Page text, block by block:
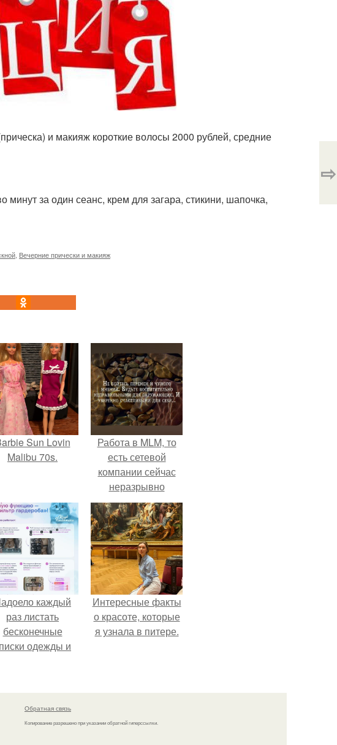
и макияж короткие волосы 2000 рублей, средние
за один сеанс, крем для загара, стикини, шапочка,
Вечерние прически и макияж
⇨
Sun Lovin
Malibu 70s.
Работа в MLM, то
есть сетевой
компании сейчас
неразрывно
связана с создание
своего контента,
своей страницы в
соц сетях.
каждый
раз листать
бесконечные
одежды и
кусочкам?
Интересные факты
о красоте, которые
я узнала в питере.
Обратная связь
Копирование разрешено при указании обратной гиперссылки.